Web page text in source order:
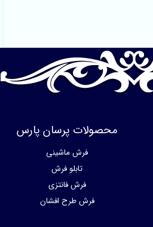
محصولات پرسان پارس
فرش ماشینی
فرش طرح افشان